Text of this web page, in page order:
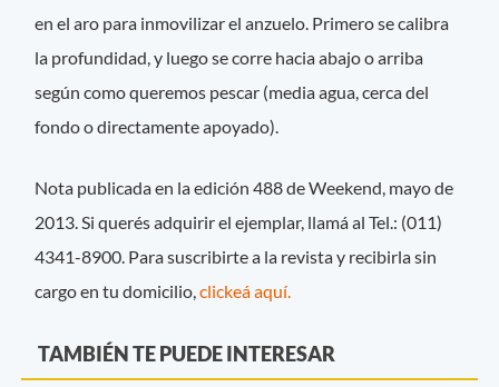
en el aro para inmovilizar el anzuelo. Primero se calibra
la profundidad, y luego se corre hacia abajo o arriba
según como queremos pescar (media agua, cerca del
fondo o directamente apoyado).
Nota publicada en la edición 488 de Weekend, mayo de
2013. Si querés adquirir el ejemplar, llamá al Tel.: (011)
4341-8900. Para suscribirte a la revista y recibirla sin
cargo en tu domicilio,clickeá aquí.
TAMBIÉN TE PUEDE INTERESAR